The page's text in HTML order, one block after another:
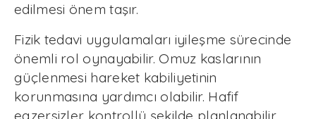
edilmesi önem taşır.
Fizik tedavi uygulamaları iyileşme sürecinde
önemli rol oynayabilir. Omuz kaslarının
güçlenmesi hareket kabiliyetinin
korunmasına yardımcı olabilir. Hafif
egzersizler kontrollü şekilde planlanabilir.